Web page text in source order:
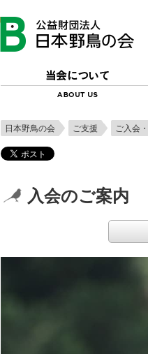
日本野鳥の会 ご支援 ご入会
入会のご案内